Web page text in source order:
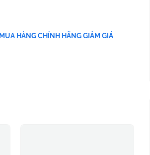
MUA HÀNG CHÍNH HÃNG GIẢM GIÁ